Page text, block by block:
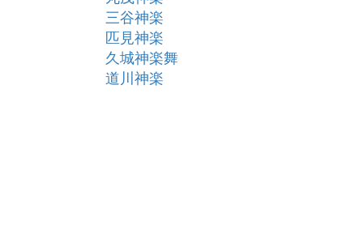
三谷神楽
匹見神楽
久城神楽舞
道川神楽